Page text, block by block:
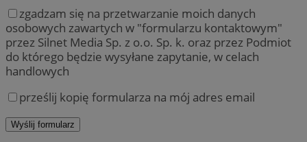
zgadzam się na przetwarzanie moich danych
osobowych zawartych w "formularzu kontaktowym"
przez Silnet Media Sp. z o.o. Sp. k. oraz przez Podmiot
do którego będzie wysyłane zapytanie, w celach
handlowych
prześlij kopię formularza na mój adres email